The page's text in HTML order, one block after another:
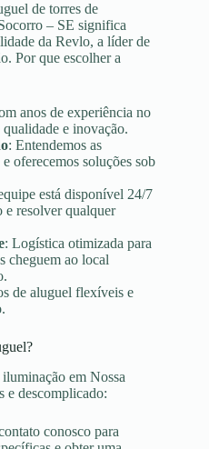
de torres de
– SE significa
da Revlo, a líder de
Por que escolher a
anos de experiência no
e inovação.
: Entendemos as
oferecemos soluções sob
está disponível 24/7
e resolver qualquer
: Logística otimizada para
cheguem ao local
de aluguel flexíveis e
em Nossa
e descomplicado:
conosco para